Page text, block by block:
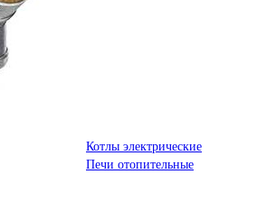
Котлы электрические
Печи отопительные